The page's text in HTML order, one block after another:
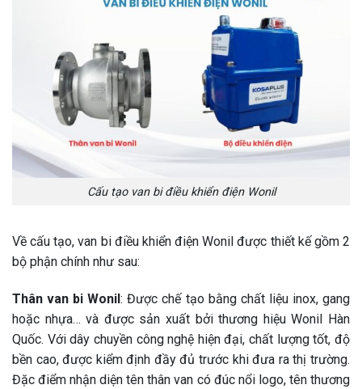
Cấu tạo van bi điều khiển điện Wonil
Về cấu tạo, van bi điều khiển điện Wonil được thiết kế gồm 2
bộ phận chính như sau:
Thân van bi Wonil: Được chế tạo bằng chất liệu inox, gang
hoặc nhựa… và được sản xuất bởi thương hiệu Wonil Hàn
Quốc. Với dây chuyền công nghệ hiện đại, chất lượng tốt, độ
bền cao, được kiểm định đầy đủ trước khi đưa ra thị trường.
Đặc điểm nhận diện tên thân van có đúc nổi logo, tên thương